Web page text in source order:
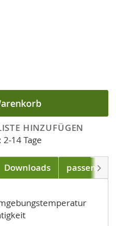
HINZUFÜGEN
14 Tage
Downloads passend für